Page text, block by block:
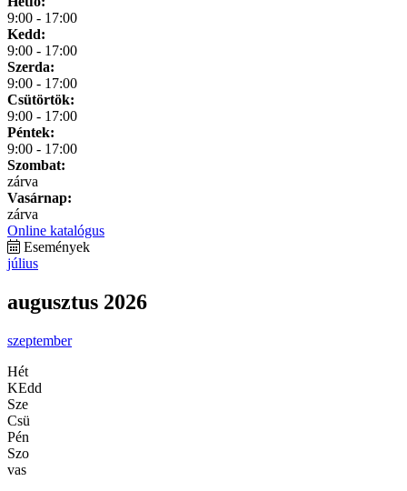
9:00 - 17:00
Kedd:
9:00 - 17:00
Szerda:
9:00 - 17:00
Csütörtök:
9:00 - 17:00
Péntek:
9:00 - 17:00
Szombat:
zárva
Vasárnap:
zárva
Online katalógus
Események
július
augusztus 2026
szeptember
Hét
KEdd
Sze
Csü
Pén
Szo
vas